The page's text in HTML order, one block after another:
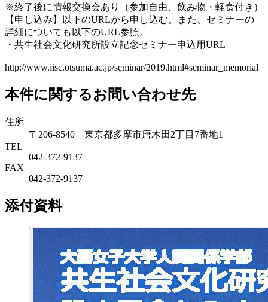
※終了後に情報交換会あり（参加自由、飲み物・軽食付き）
【申し込み】以下のURLから申し込む。また、セミナーの
詳細についても以下のURL参照。
・共生社会文化研究所設立記念セミナー申込用URL
http://www.iisc.otsuma.ac.jp/seminar/2019.html#seminar_memorial
本件に関するお問い合わせ先
住所
〒206-8540 東京都多摩市唐木田2丁目7番地1
TEL
042-372-9137
FAX
042-372-9137
添付資料